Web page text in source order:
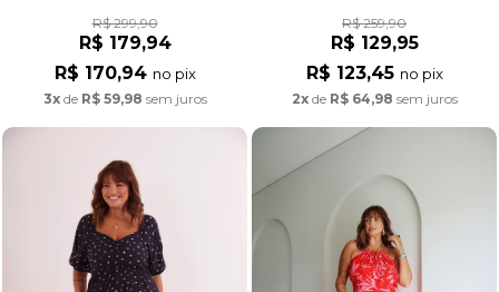
R$ 299,90
R$ 179,94
R$ 170,94 no pix
3xde R$ 59,98 sem juros
R$ 259,90
R$ 129,95
R$ 123,45 no pix
2xde R$ 64,98 sem juros